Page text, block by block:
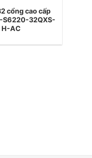
cổng cao cấp
S6220-32QXS-
H-AC